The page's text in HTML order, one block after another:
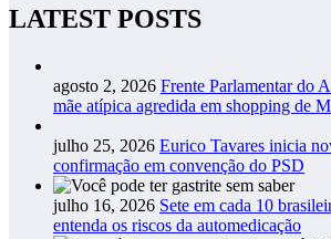
LATEST POSTS
agosto 2, 2026 Frente Parlamentar do
mãe atípica agredida em shopping de
julho 25, 2026 Eurico Tavares inicia
confirmação em convenção do PSD
julho 16, 2026 Sete em cada 10
entenda os riscos da automedicação